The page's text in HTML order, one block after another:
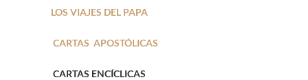
LOS VIAJES DEL PAPA
CARTAS APOSTÓLICAS
CARTAS ENCÍCLICAS